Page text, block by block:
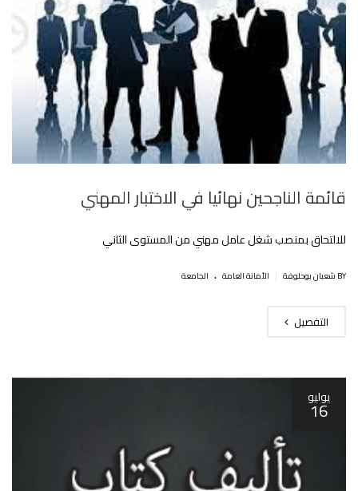
قائمة الناجحين نهائيا في الاختبار المهني
للالتحاق بمنصب شغل عامل مهني من المستوى الثاني
BY شعبان بوحلوفة اﻷمانة العامة . الجامعة
التفصيل
يوليو
16